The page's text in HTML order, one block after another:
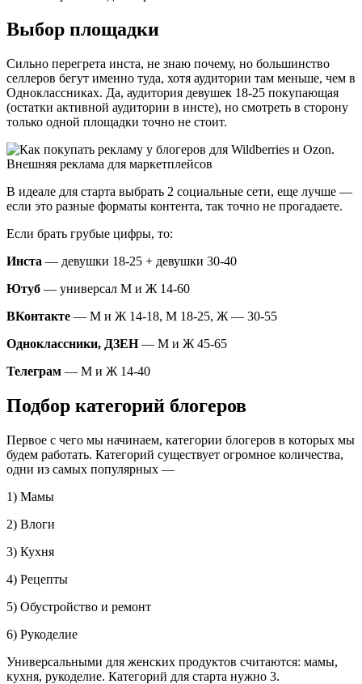
Выбор площадки
Сильно перегрета инста, не знаю почему, но большинство
селлеров бегут именно туда, хотя аудитории там меньше, чем в
Одноклассниках. Да, аудитория девушек 18-25 покупающая
(остатки активной аудитории в инсте), но смотреть в сторону
только одной площадки точно не стоит.
В идеале для старта выбрать 2 социальные сети, еще лучше —
если это разные форматы контента, так точно не прогадаете.
Если брать грубые цифры, то:
Инста — девушки 18-25 + девушки 30-40
Ютуб — универсал М и Ж 14-60
ВКонтакте — М и Ж 14-18, М 18-25, Ж — 30-55
Одноклассники, ДЗЕН— М и Ж 45-65
Телеграм — М и Ж 14-40
Подбор категорий блогеров
Первое с чего мы начинаем, категории блогеров в которых мы
будем работать. Категорий существует огромное количества,
одни из самых популярных —
1) Мамы
2) Влоги
3) Кухня
4) Рецепты
5) Обустройство и ремонт
6) Рукоделие
Универсальными для женских продуктов считаются: мамы,
кухня, рукоделие. Категорий для старта нужно 3.